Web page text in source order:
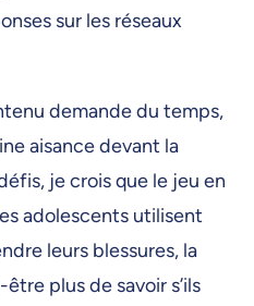
sur les réseaux
demande du temps,
aisance devant la
je crois que le jeu en
adolescents utilisent
leurs blessures, la
plus de savoir s’ils